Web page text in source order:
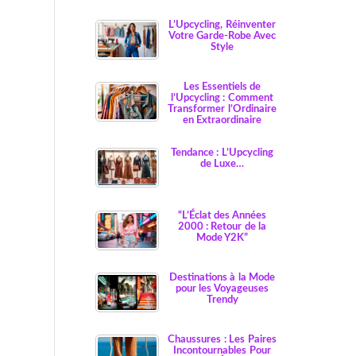
L’Upcycling, Réinventer
Votre Garde-Robe Avec
Style
Les Essentiels de
l’Upcycling : Comment
Transformer l’Ordinaire
en Extraordinaire
Tendance : L’Upcycling
de Luxe…
“L’Éclat des Années
2000 : Retour de la
Mode Y2K”
Destinations à la Mode
pour les Voyageuses
Trendy
Chaussures : Les Paires
Incontournables Pour